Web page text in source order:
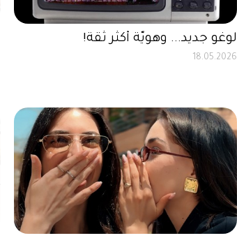
لوغو جديد... وهويّة أكثر ثقة!
18.05.2026